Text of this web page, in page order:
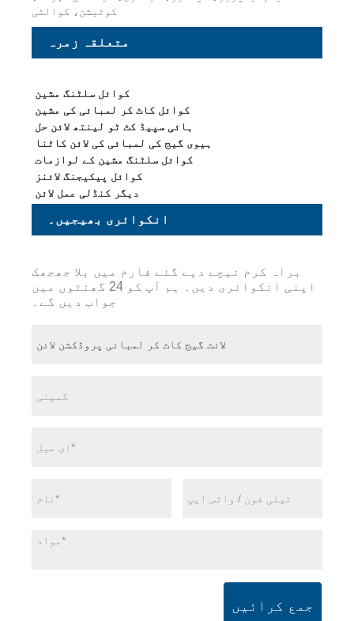
کوٹیشن، کوالٹی
متعلقہ زمرہ
کوائل سلٹنگ مشین
کوائل کاٹ کر لمبائی کی مشین
ہائی سپیڈ کٹ ٹو لینتھ لائن حل
ہیوی گیج کی لمبائی کی لائن کاٹنا
کوائل سلٹنگ مشین کے لوازمات
کوائل پیکیجنگ لائنز
دیگر کنڈلی عمل لائن
انکوائری بھیجیں۔
براہ کرم نیچے دیے گئے فارم میں بلا جھجھک
اپنی انکوائری دیں۔ ہم آپ کو 24 گھنٹوں میں
جواب دیں گے۔
جمع کرائیں